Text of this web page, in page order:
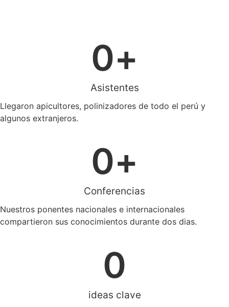
Asistentes
0+
Llegaron apicultores, polinizadores de todo el perú y
algunos extranjeros.
Conferencias
0+
Nuestros ponentes nacionales e internacionales
compartieron sus conocimientos durante dos dias.
ideas clave
0